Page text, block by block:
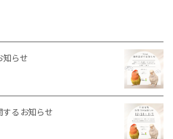
らせ
るお知らせ